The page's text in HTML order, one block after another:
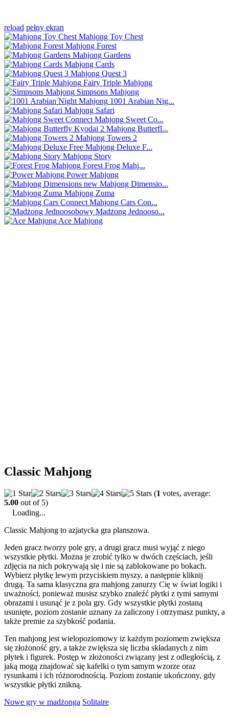
reload pełny ekran
Mahjong Toy Chest
Mahjong Forest
Mahjong Gardens
Mahjong Cards
Mahjong Quest 3
Fairy Triple Mahjong
Simpsons Mahjong
1001 Arabian Nig...
Mahjong Safari
Mahjong Sweet Co...
Mahjong Butterfl...
Mahjong Towers 2
Mahjong Deluxe F...
Mahjong Story
Forest Frog Mahj...
Power Mahjong
Mahjong Dimensio...
Mahjong Zuma
Mahjong Cars Con...
Madżong Jednooso...
Ace Mahjong
Classic Mahjong
(1 votes, average:
5.00 out of 5)
Loading...
Classic Mahjong to azjatycka gra planszowa.
Jeden gracz tworzy pole gry, a drugi gracz musi wyjąć z niego
wszystkie płytki. Można je zrobić tylko w dwóch częściach, jeśli
zdjęcia na nich pokrywają się i nie są zablokowane po bokach.
Wybierz płytkę lewym przyciskiem myszy, a następnie kliknij
drugą. Ta sama klasyczna gra mahjong zanurzy Cię w świat logiki i
uważności, ponieważ musisz szybko znaleźć płytki z tymi samymi
obrazami i usunąć je z pola gry. Gdy wszystkie płytki zostaną
usunięte, poziom zostanie uznany za zaliczony i otrzymasz punkty, a
także premie za szybkość podania.
Ten mahjong jest wielopoziomowy iz każdym poziomem zwiększa
się złożoność gry, a także zwiększa się liczba składanych z nim
płytek i figurek. Postęp w złożoności związany jest z odległością, z
jaką mogą znajdować się kafelki o tym samym wzorze oraz
rysunkami i ich różnorodnością. Poziom zostanie ukończony, gdy
wszystkie płytki znikną.
Nowe gry w madżonga Solitaire